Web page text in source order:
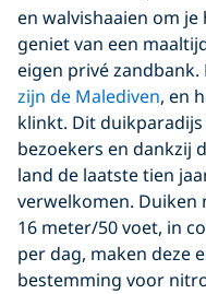
en walvishaaien om
geniet van een
eigen privé
zijn de Malediven, en
klinkt. Dit
bezoekers en dankzij
land de laatste tien
verwelkomen. Duiken
16 meter/50 voet, in
per dag, maken deze
bestemming voor